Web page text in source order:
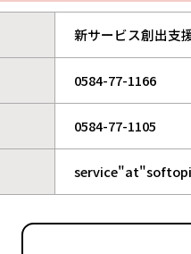
新サービス創出支
0584-77-1166
0584-77-1105